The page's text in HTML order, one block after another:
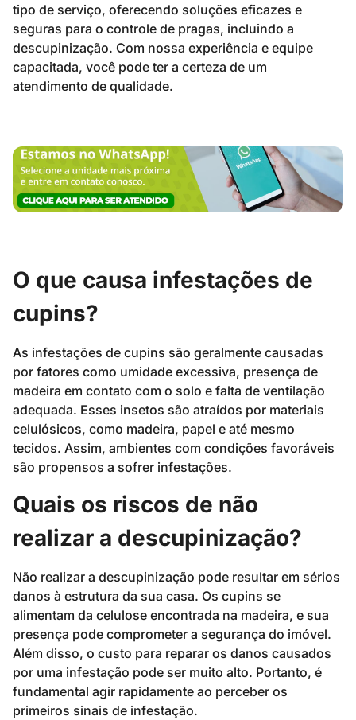
tipo de serviço, oferecendo soluções eficazes e
seguras para o controle de pragas, incluindo a
descupinização. Com nossa experiência e equipe
capacitada, você pode ter a certeza de um
atendimento de qualidade.
O que causa infestações de
cupins?
As infestações de cupins são geralmente causadas
por fatores como umidade excessiva, presença de
madeira em contato com o solo e falta de ventilação
adequada. Esses insetos são atraídos por materiais
celulósicos, como madeira, papel e até mesmo
tecidos. Assim, ambientes com condições favoráveis
são propensos a sofrer infestações.
Quais os riscos de não
realizar a descupinização?
Não realizar a descupinização pode resultar em sérios
danos à estrutura da sua casa. Os cupins se
alimentam da celulose encontrada na madeira, e sua
presença pode comprometer a segurança do imóvel.
Além disso, o custo para reparar os danos causados
por uma infestação pode ser muito alto. Portanto, é
fundamental agir rapidamente ao perceber os
primeiros sinais de infestação.